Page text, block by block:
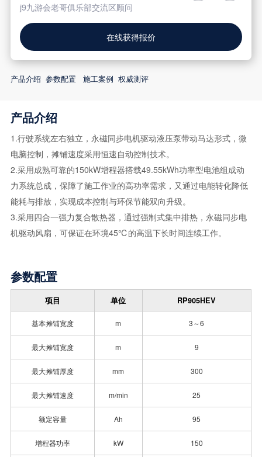
j9九游会老哥俱乐部交流区顾问
在线获得报价
产品介绍 参数配置 施工案例 权威测评
产品介绍
1.行驶系统左右独立，永磁同步电机驱动液压泵带动马达形式，微
电脑控制，摊铺速度采用恒速自动控制技术。
2.采用成熟可靠的150kW增程器搭载49.55kWh功率型电池组成动
力系统总成，保障了施工作业的高功率需求，又通过电能转化降低
能耗与排放，实现成本控制与环保节能双向升级。
3.采用四合一强力复合散热器，通过强制式集中排热，永磁同步电
机驱动风扇，可保证在环境45℃的高温下长时间连续工作。
参数配置
项目 单位 RP905HEV
基本摊铺宽度 m 3～6
最大摊铺宽度 m 9
最大摊铺厚度 mm 300
最大摊铺速度 m/min 25
额定容量 Ah 95
增程器功率 kW 150